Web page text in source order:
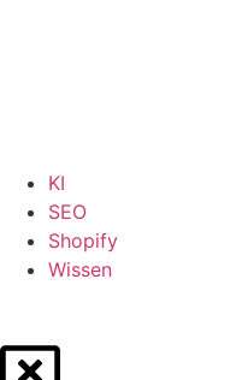
KI
SEO
Shopify
Wissen